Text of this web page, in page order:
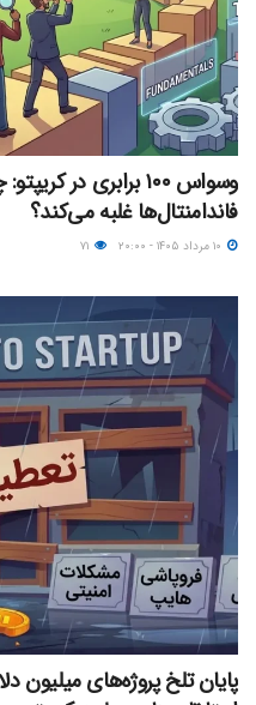
وسواس ۱۰۰ برابری در
فاندامنتال‌ها غلبه می‌کند؟